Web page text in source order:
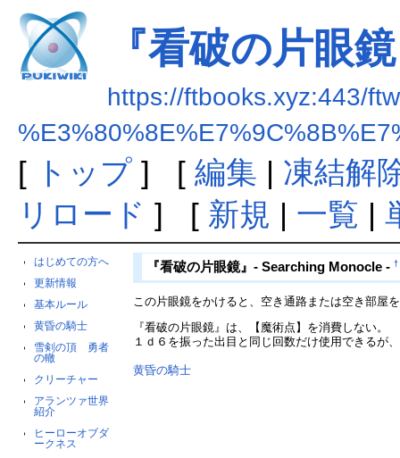
『看破の片眼
https://ftbooks.xyz:443/
[ トップ] [ 編集 | 凍結解
リロード ] [ 新規 | 一覧 |
はじめての方へ
更新情報
基本ルール
黄昏の騎士
雪剣の頂 勇者
の轍
クリーチャー
アランツァ世界
紹介
ヒーローオブダ
ークネス
『看破の片眼鏡』- Searching Monocle - †
この片眼鏡をかけると、空き通路または空き部屋
『看破の片眼鏡』は、【魔術点】を消費しない。
１ｄ６を振った出目と同じ回数だけ使用できるが
黄昏の騎士